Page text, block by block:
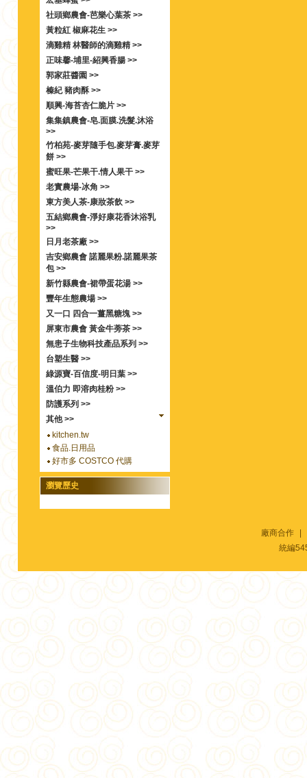
社頭鄉農會-芭樂心葉茶 >>
黃粒紅 椒麻花生 >>
滴雞精 林醫師的滴雞精 >>
正味馨-埔里-紹興香腸 >>
郭家莊醬園 >>
榛紀 豬肉酥 >>
順興-海苔杏仁脆片 >>
集集鎮農會-皂.面膜.洗髮.沐浴
>>
竹柏苑-麥芽隨手包.麥芽膏.麥芽
餅 >>
蜜旺果-芒果干.情人果干 >>
老實農場-冰角 >>
東方美人茶-康妝茶飲 >>
五結鄉農會-淨好康花香沐浴乳
>>
日月老茶廠 >>
吉安鄉農會 諾麗果粉.諾麗果茶
包 >>
新竹縣農會-裙帶蛋花湯 >>
豐年生態農場 >>
又一口 四合一薑黑糖塊 >>
屏東市農會 黃金牛蒡茶 >>
無患子生物科技產品系列 >>
台塑生醫 >>
綠源寶-百信度-明日葉 >>
溫伯力 即溶肉桂粉 >>
防護系列 >>
其他 >>
kitchen.tw
食品.日用品
好市多 COSTCO 代購
瀏覽歷史
廠商合作
統編